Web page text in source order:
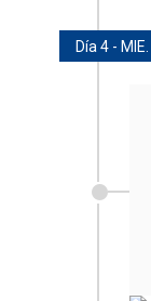
Día 4 - MIE.